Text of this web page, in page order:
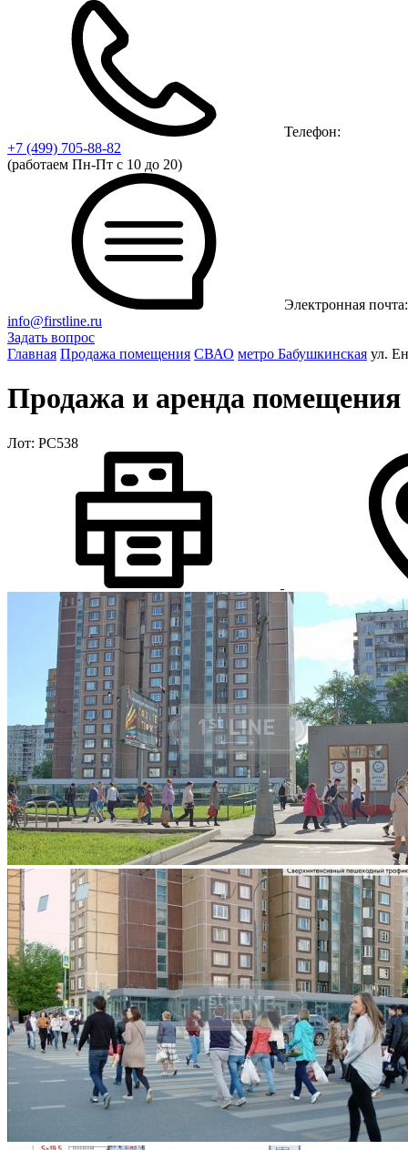
Телефон:
+7 (499) 705-88-82
(работаем Пн-Пт с 10 до 20)
Электронная почта:
info@firstline.ru
Задать вопрос
Главная Продажа помещения СВАО метро Бабушкинская ул.
Продажа и аренда
Лот: РС538